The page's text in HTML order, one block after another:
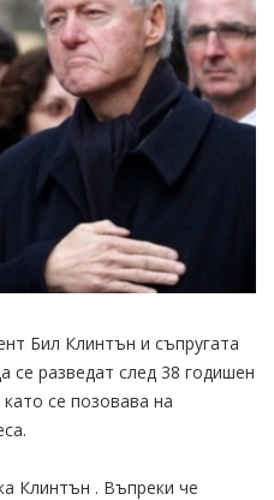
Бил Клинтън и съпругата
се разведат след 38 годишен
се позовава на
Клинтън . Въпреки че